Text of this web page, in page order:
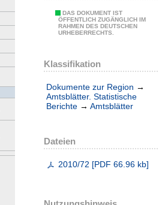
DAS DOKUMENT IST
ÖFFENTLICH ZUGÄNGLICH IM
RAHMEN DES DEUTSCHEN
URHEBERRECHTS.
Klassifikation
Dokumente zur Region →
Amtsblätter. Statistische
Berichte → Amtsblätter
Dateien
2010/72 [PDF 66.96 kb]